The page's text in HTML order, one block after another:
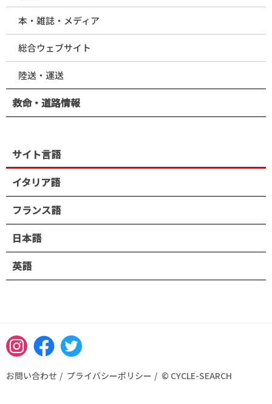
本・雑誌・メディア
総合ウェブサイト
陸送・運送
救命・道路情報
サイト言語
イタリア語
フランス語
日本語
英語
InstagramFacebookTwitter
お問い合わせ プライバシーポリシー © CYCLE-SEARCH